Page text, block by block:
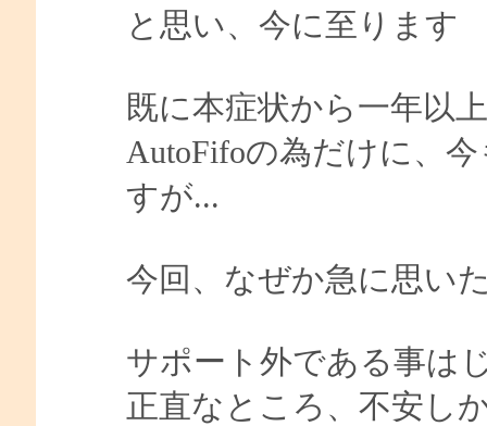
と思い、今に至ります
既に本症状から一年以
AutoFifoの為だけに、
すが...
今回、なぜか急に思い
サポート外である事は
正直なところ、不安し